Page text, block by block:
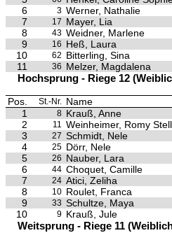
6
3 Werner, Nathalie
7
17 Mayer, Lia
8
43 Weidner, Marlene
9
16 Heß, Laura
10
62 Bitterling, Sina
11
36 Melzer, Magdalena
Hochsprung - Riege 12
Pos. St.-Nr. Name
1
8 Krauß, Anne
2
11 Weinheimer, Romy
3
27 Schmidt, Nele
4
25 Dörr, Nele
5
26 Nauber, Lara
6
44 Choquet, Camille
7
24 Atici, Zeliha
8
10 Roulet, Franca
9
33 Schultze, Maya
10
9 Krauß, Jule
Weitsprung - Riege 11